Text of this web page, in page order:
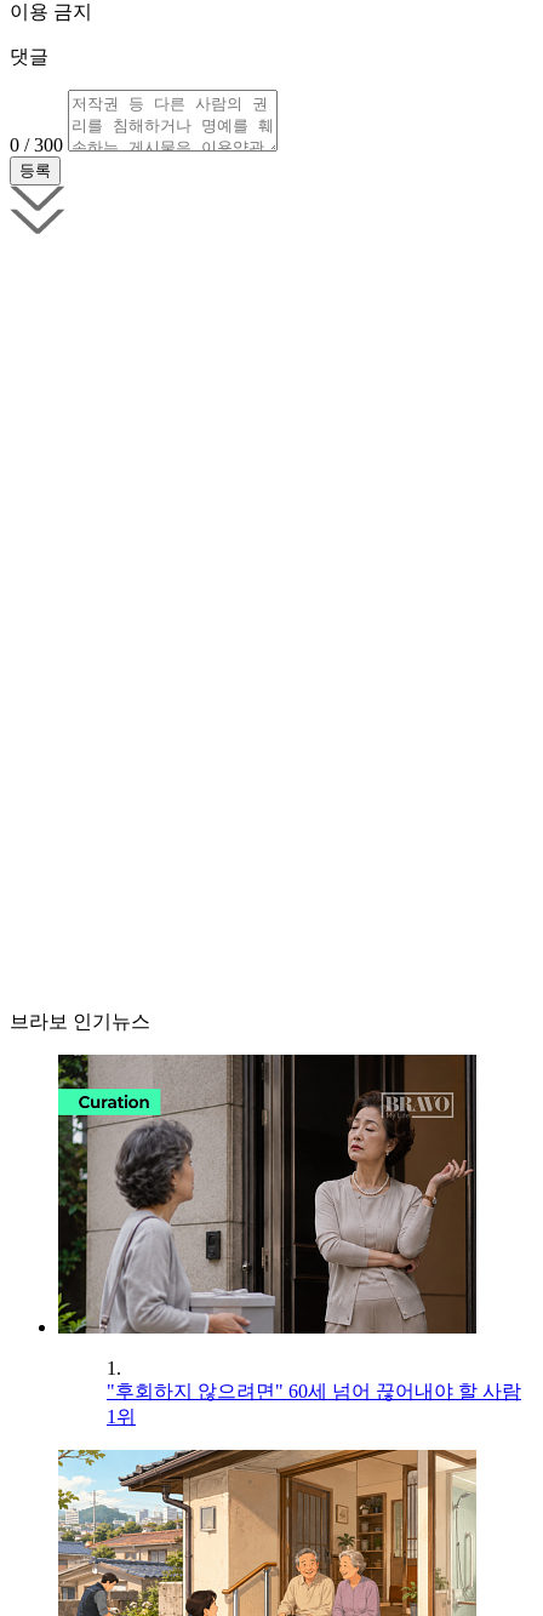
이용 금지
댓글
0 / 300
브라보 인기뉴스
1.
"후회하지 않으려면" 60세 넘어 끊어내야 할 사람
1위